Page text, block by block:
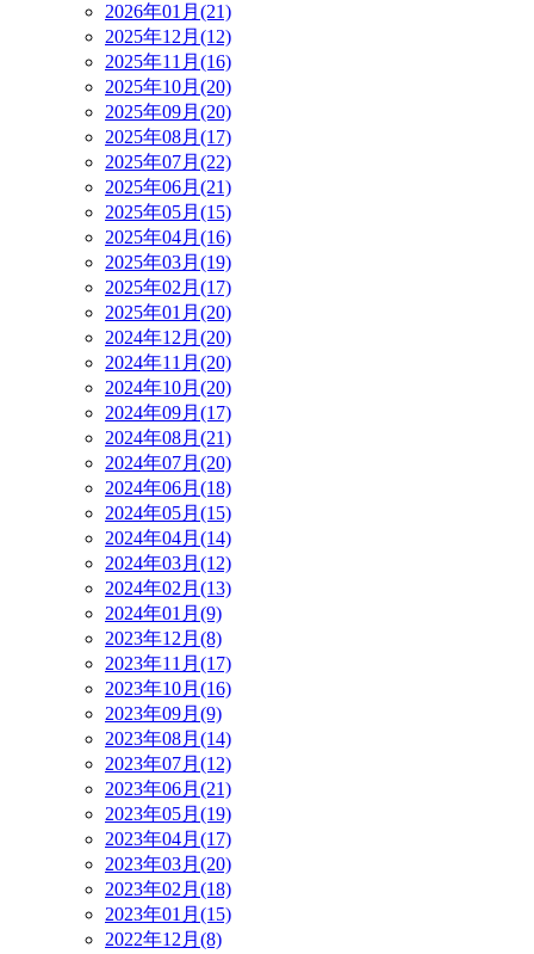
2026年01月(21)
2025年12月(12)
2025年11月(16)
2025年10月(20)
2025年09月(20)
2025年08月(17)
2025年07月(22)
2025年06月(21)
2025年05月(15)
2025年04月(16)
2025年03月(19)
2025年02月(17)
2025年01月(20)
2024年12月(20)
2024年11月(20)
2024年10月(20)
2024年09月(17)
2024年08月(21)
2024年07月(20)
2024年06月(18)
2024年05月(15)
2024年04月(14)
2024年03月(12)
2024年02月(13)
2024年01月(9)
2023年12月(8)
2023年11月(17)
2023年10月(16)
2023年09月(9)
2023年08月(14)
2023年07月(12)
2023年06月(21)
2023年05月(19)
2023年04月(17)
2023年03月(20)
2023年02月(18)
2023年01月(15)
2022年12月(8)